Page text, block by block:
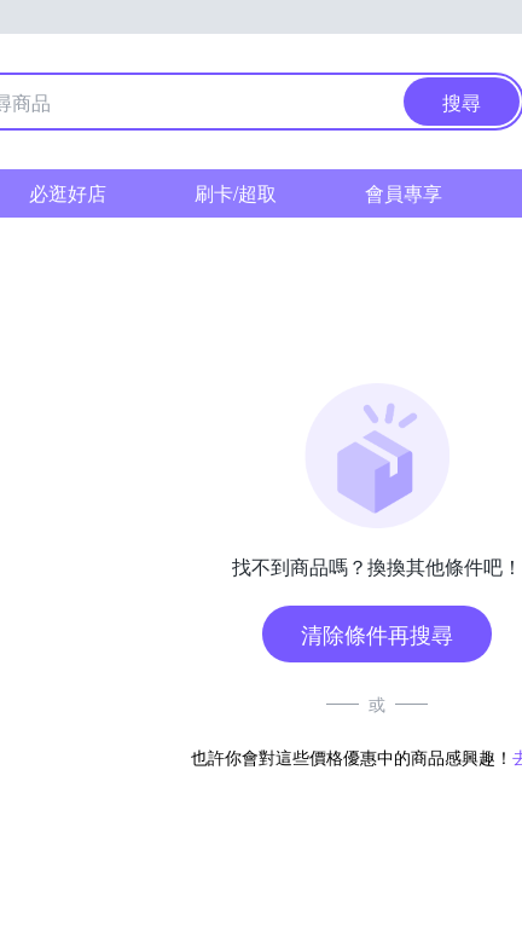
搜尋
必逛好店 刷卡/超取 會員專享
找不到商品嗎？換換其他條件吧！
清除條件再搜尋
或
也許你會對這些價格優惠中的商品感興趣！